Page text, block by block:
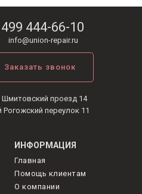
ИНФОРМАЦИЯ
Главная
Помощь клиентам
О компании
444-66-10
Заказать звонок
Шмитовский проезд 14
переулок 11
info@union-repair.ru